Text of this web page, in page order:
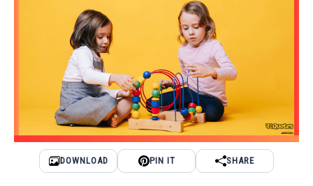
DOWNLOAD PIN IT SHARE